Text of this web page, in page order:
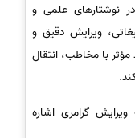
نوشتارهای علمی و
ویرایش دقیق و
با مخاطب، انتقال
گرامری اشاره